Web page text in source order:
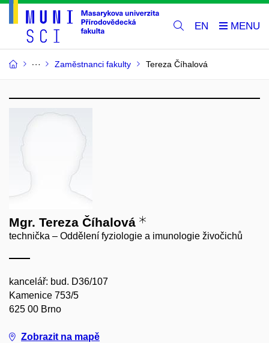
EN
Zaměstnanci fakulty Tereza Číhalová
Mgr. Tereza Číhalová
technička – Oddělení fyziologie a imunologie živočichů
kancelář: bud. D36/107
Kamenice 753/5
625 00 Brno
Zobrazit na mapě